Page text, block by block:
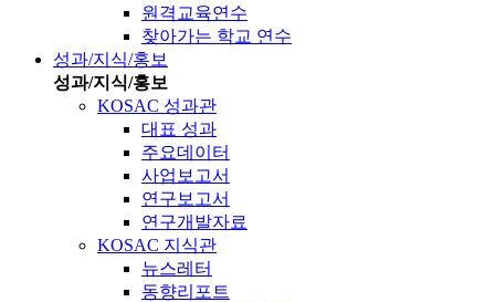
원격교육연수
찾아가는 학교 연수
성과/지식/홍보
성과/지식/홍보
KOSAC 성과관
대표 성과
주요데이터
사업보고서
연구보고서
연구개발자료
KOSAC 지식관
뉴스레터
동향리포트